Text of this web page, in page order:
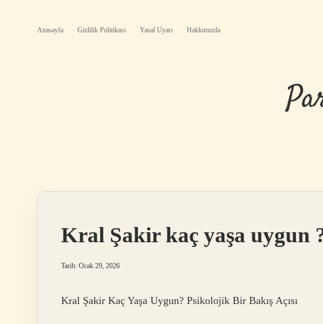
Anasayfa Gizlilik Politikası Yasal Uyarı Hakkımızda
Kral Şakir kaç yaşa uygun
Tarih: Ocak 29, 2026
Kral Şakir Kaç Yaşa Uygun? Psikolojik Bir Bakış Açısı